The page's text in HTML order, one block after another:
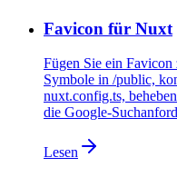
Favicon für Nuxt
Fügen Sie ein
Symbole in /public,
nuxt.config.ts,
die Google-
Lesen